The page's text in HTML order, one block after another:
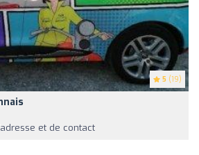
5 (19)
et de contact